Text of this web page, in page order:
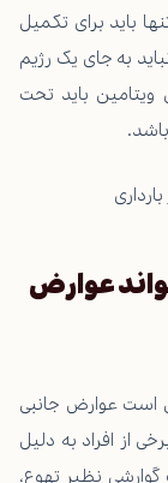
باید برای تکمیل
به جای یک رژیم
باید تحت
عوارض
عوارض جانبی
از افراد به دلیل
نظیر تهوع،